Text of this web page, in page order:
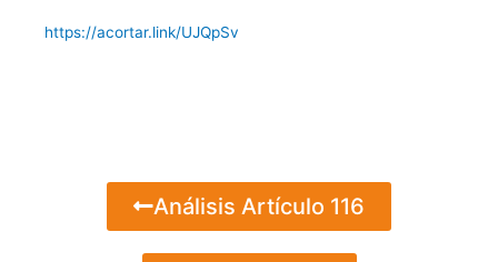
https://acortar.link/UJQpSv
Análisis Artículo 116